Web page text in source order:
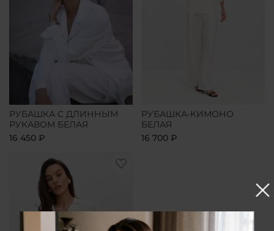
РУБАШКА С ДЛИННЫМ
РУКАВОМ БЕЛАЯ
16 450 ₽
РУБАШКА-КИМОНО
БЕЛАЯ
16 700 ₽